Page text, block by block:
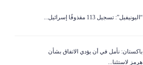
“اليونيفيل”: تسجيل 113 مقذوفًا إسرائيل...
باكستان: نأمل في أن يؤدي الاتفاق بشأن
هرمز لاستئنا...